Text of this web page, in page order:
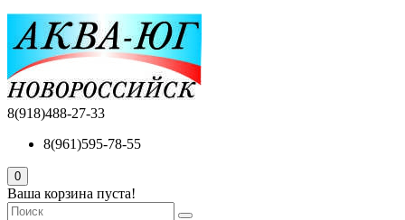
8(918)488-27-33
8(961)595-78-55
0
Ваша корзина пуста!